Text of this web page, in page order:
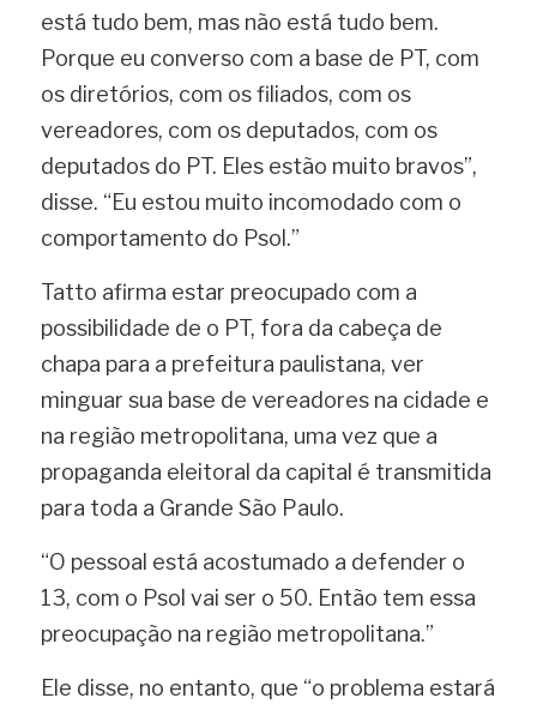
está tudo bem, mas não está tudo bem.
Porque eu converso com a base de PT, com
os diretórios, com os filiados, com os
vereadores, com os deputados, com os
deputados do PT. Eles estão muito bravos”,
disse. “Eu estou muito incomodado com o
comportamento do Psol.”
Tatto afirma estar preocupado com a
possibilidade de o PT, fora da cabeça de
chapa para a prefeitura paulistana, ver
minguar sua base de vereadores na cidade e
na região metropolitana, uma vez que a
propaganda eleitoral da capital é transmitida
para toda a Grande São Paulo.
“O pessoal está acostumado a defender o
13, com o Psol vai ser o 50. Então tem essa
preocupação na região metropolitana.”
Ele disse, no entanto, que “o problema estará